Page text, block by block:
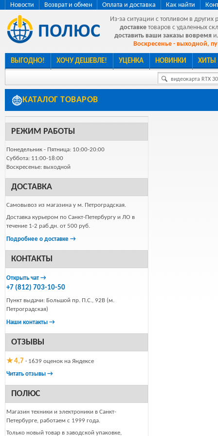
Новости Возврат и обмен Оплата и доставка Как найти
Из-за ситуации с топливом в других
доставке товаров с удаленных
доставить ваши заказы вовремя
Воскресенье - выходной,
ВЫГОДНО! ХОЧУ ДЕШЕВЛЕ! УЦЕНКА НОВИНКИ ХИТЫ
видеокарта RTX
КАТАЛОГ ТОВАРОВ
РЕЖИМ РАБОТЫ
Понедельник - Пятница: 10:00-20:00
Суббота: 11:00-18:00
Воскресенье: выходной
ДОСТАВКА
Самовывоз из магазина у м. Петроградская.
Доставка курьером по Санкт-Петербургу и ЛО в
течение 1-2 раб.дн. от 500 руб.
Подробнее о доставке →
КОНТАКТЫ
Открыть чат →
+7 (812) 703-10-50
Пункт выдачи: Большой пр. П.С., 92В (м.
Петроградская)
Наши контакты →
ОТЗЫВЫ
★ 4,7 · 1639 оценок на Яндексе
Читать отзывы →
ПОЛЮС
Магазин техники и электроники в Санкт-
Петербурге, работаем с 1999 года.
Только новый товар в заводской упаковке,